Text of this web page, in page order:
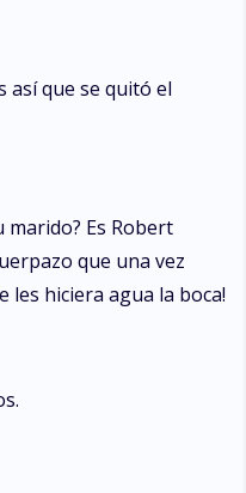
así que se quitó el
Es Robert
que una vez
les hiciera agua la boca!